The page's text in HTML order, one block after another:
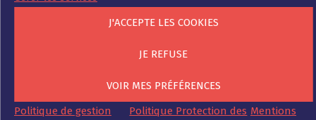
J'ACCEPTE LES COOKIES
JE REFUSE
VOIR MES PRÉFÉRENCES
Politique de gestion
Politique Protection des Mentions
sens de l’article 2 (1) n° 1 de l’UWG, car ils
avaient pour but d’aider leur employeur à
davantage de collaborateurs qualifiés dans